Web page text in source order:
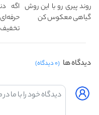
روند پیری رو با این روش
گیاهی معکوس کن
اگه
تخفیف
دیدگاه ها (۰ دیدگاه)